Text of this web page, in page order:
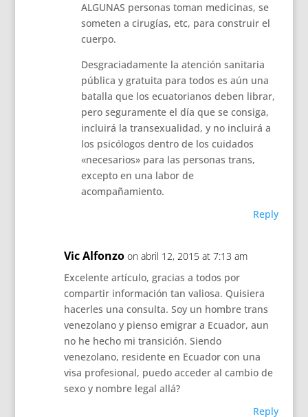
ALGUNAS personas toman medicinas, se
someten a cirugías, etc, para construir el
cuerpo.
Desgraciadamente la atención sanitaria
pública y gratuita para todos es aún una
batalla que los ecuatorianos deben librar,
pero seguramente el día que se consiga,
incluirá la transexualidad, y no incluirá a
los psicólogos dentro de los cuidados
«necesarios» para las personas trans,
excepto en una labor de
acompañamiento.
Reply
Vic Alfonzo on abril 12, 2015 at 7:13 am
Excelente artículo, gracias a todos por
compartir información tan valiosa. Quisiera
hacerles una consulta. Soy un hombre trans
venezolano y pienso emigrar a Ecuador, aun
no he hecho mi transición. Siendo
venezolano, residente en Ecuador con una
visa profesional, puedo acceder al cambio de
sexo y nombre legal allá?
Reply